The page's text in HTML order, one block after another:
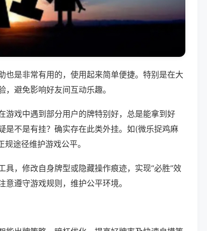
也是非常有用的，使用起来简单便捷。特别是在大
避免影响好友间互动乐趣。
游戏中遇到部分用户的牌特别好，总是能拿到好
是不是有挂？确实存在此类外挂。如(微乐捉鸡麻
途径维护游戏公平。
，修改自身牌型或隐藏操作痕迹，实现“必胜”效
遵守游戏规则，维护公平环境。